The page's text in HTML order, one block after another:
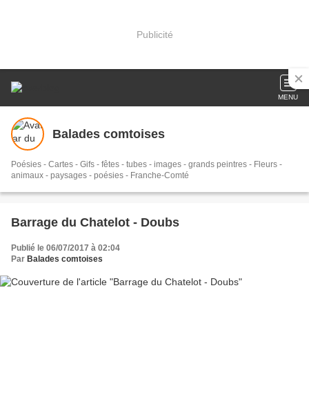
Publicité
MENU
Balades comtoises
Poésies - Cartes - Gifs - fêtes - tubes - images - grands peintres - Fleurs -
animaux - paysages - poésies - Franche-Comté
Barrage du Chatelot - Doubs
Publié le 06/07/2017 à 02:04
Par Balades comtoises